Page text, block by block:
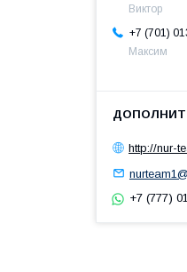
Виктор
+7 (701)
Максим
http://nur-
+7 (777)